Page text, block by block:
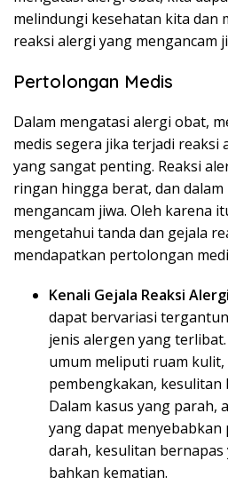
melindungi kesehatan kita dan
reaksi alergi yang mengancam
Pertolongan Medis
Dalam mengatasi alergi obat,
medis segera jika terjadi reaksi
yang sangat penting. Reaksi
ringan hingga berat, dan
mengancam jiwa. Oleh karena
mengetahui tanda dan gejala
mendapatkan pertolongan
Kenali Gejala Reaksi
dapat bervariasi
jenis alergen yang
umum meliputi ruam
pembengkakan, kesulitan
Dalam kasus yang parah,
yang dapat
darah, kesulitan bernapas
bahkan kematian.